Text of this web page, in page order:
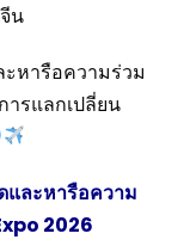
น
หารือความร่วม
รแลกเปลี่ยน
และหารือความ
2026